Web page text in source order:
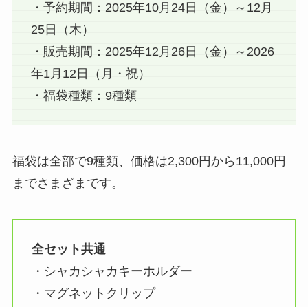
・予約期間：2025年10月24日（金）～12月
25日（木）
・販売期間：2025年12月26日（金）～2026
年1月12日（月・祝）
・福袋種類：9種類
福袋は全部で9種類、価格は2,300円から11,000円
までさまざまです。
全セット共通
・シャカシャカキーホルダー
・マグネットクリップ